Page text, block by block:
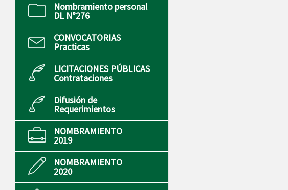
Nombramiento personal
DL N°276
CONVOCATORIAS
Practicas
LICITACIONES PÚBLICAS
Contrataciones
Difusión de
Requerimientos
NOMBRAMIENTO
2019
NOMBRAMIENTO
2020